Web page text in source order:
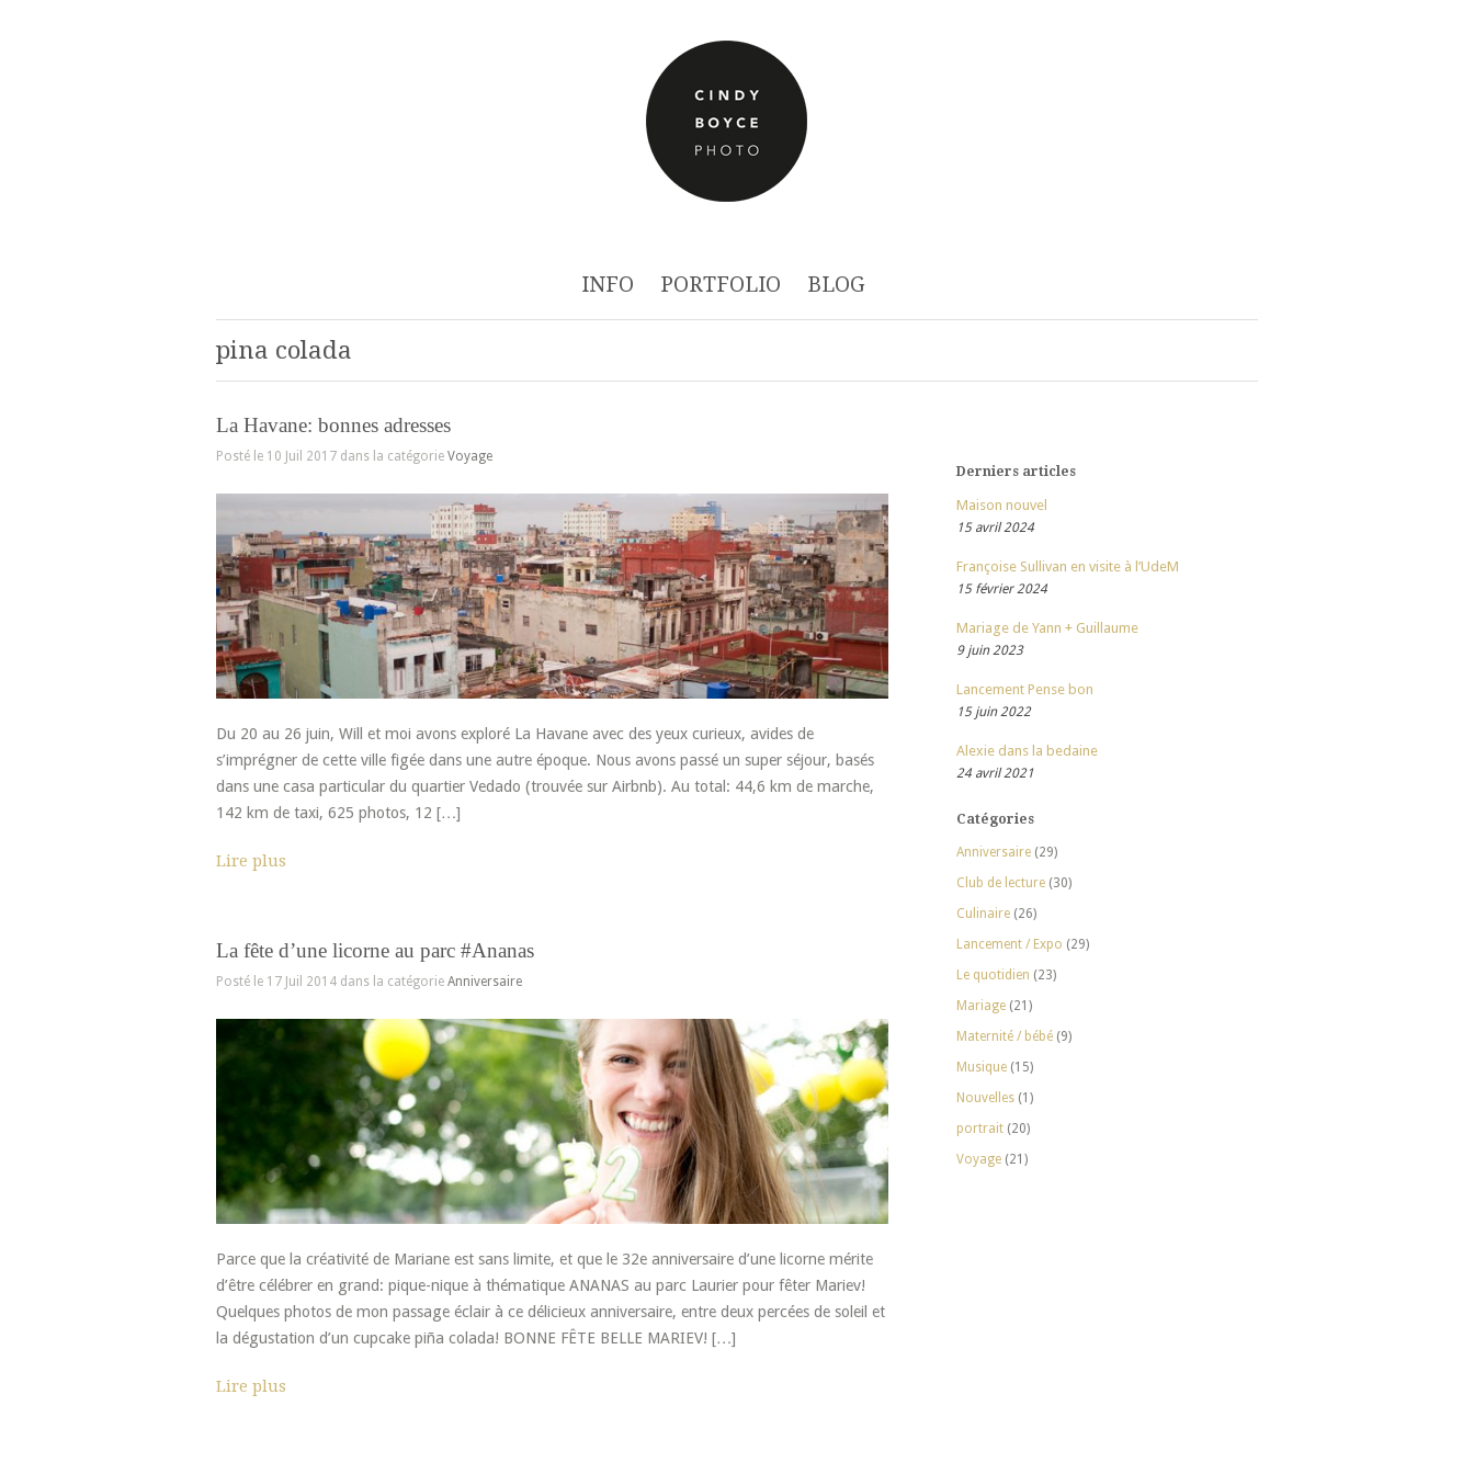
INFO PORTFOLIO BLOG
pina colada
La Havane: bonnes adresses
Posté le 10 Juil 2017 dans la catégorie Voyage
Du 20 au 26 juin, Will et moi avons exploré La Havane avec des yeux curieux, avides de
s’imprégner de cette ville figée dans une autre époque. Nous avons passé un super séjour, basés
dans une casa particular du quartier Vedado (trouvée sur Airbnb). Au total: 44,6 km de marche,
142 km de taxi, 625 photos, 12 […]
Lire plus
La fête d’une licorne au parc #Ananas
Posté le 17 Juil 2014 dans la catégorie Anniversaire
Parce que la créativité de Mariane est sans limite, et que le 32e anniversaire d’une licorne mérite
d’être célébrer en grand: pique-nique à thématique ANANAS au parc Laurier pour fêter Mariev!
Quelques photos de mon passage éclair à ce délicieux anniversaire, entre deux percées de soleil et
la dégustation d’un cupcake piña colada! BONNE FÊTE BELLE MARIEV! […]
Lire plus
Derniers articles
Maison nouvel
15 avril 2024
Françoise Sullivan en visite à l’UdeM
15 février 2024
Mariage de Yann + Guillaume
9 juin 2023
Lancement Pense bon
15 juin 2022
Alexie dans la bedaine
24 avril 2021
Catégories
Anniversaire (29)
Club de lecture (30)
Culinaire (26)
Lancement / Expo (29)
Le quotidien (23)
Mariage (21)
Maternité / bébé (9)
Musique (15)
Nouvelles (1)
portrait (20)
Voyage (21)